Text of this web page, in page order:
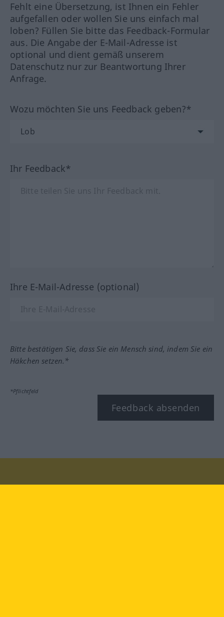
Fehlt eine Übersetzung, ist Ihnen ein Fehler
aufgefallen oder wollen Sie uns einfach mal
loben? Füllen Sie bitte das Feedback-Formular
aus. Die Angabe der E-Mail-Adresse ist
optional und dient gemäß unserem
Datenschutz nur zur Beantwortung Ihrer
Anfrage.
Wozu möchten Sie uns Feedback geben?*
Ihr Feedback*
Ihre E-Mail-Adresse (optional)
Bitte bestätigen Sie, dass Sie ein Mensch sind, indem Sie ein
Häkchen setzen.*
*Pflichtfeld
Feedback absenden
Besuchen Sie uns auf: